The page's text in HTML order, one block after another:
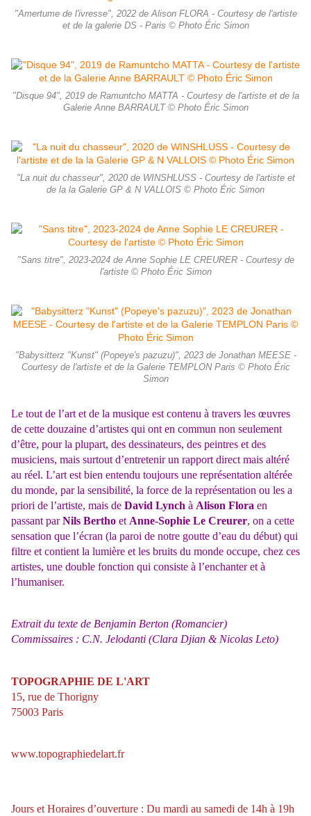
"Amertume de l'ivresse", 2022 de Alison FLORA - Courtesy de l'artiste
et de la galerie DS - Paris © Photo Éric Simon
"Disque 94", 2019 de Ramuntcho MATTA - Courtesy de l'artiste et de la
Galerie Anne BARRAULT © Photo Éric Simon
"La nuit du chasseur", 2020 de WINSHLUSS - Courtesy de l'artiste et
de la la Galerie GP & N VALLOIS © Photo Éric Simon
"Sans titre", 2023-2024 de Anne Sophie LE CREURER - Courtesy de
l'artiste © Photo Éric Simon
"Babysitterz "Kunst" (Popeye's pazuzu)", 2023 de Jonathan MEESE -
Courtesy de l'artiste et de la Galerie TEMPLON Paris © Photo Éric
Simon
Le tout de l’art et de la musique est contenu à travers les œuvres
de cette douzaine d’artistes qui ont en commun non seulement
d’être, pour la plupart, des dessinateurs, des peintres et des
musiciens, mais surtout d’entretenir un rapport direct mais altéré
au réel. L’art est bien entendu toujours une représentation altérée
du monde, par la sensibilité, la force de la représentation ou les a
priori de l’artiste, mais de David Lynch à Alison Flora en
passant parNils Bertho et Anne-Sophie Le Creurer, on a cette
sensation que l’écran (la paroi de notre goutte d’eau du début) qui
filtre et contient la lumière et les bruits du monde occupe, chez ces
artistes, une double fonction qui consiste à l’enchanter et à
l’humaniser.
Extrait du texte de Benjamin Berton (Romancier)
Commissaires : C.N. Jelodanti (Clara Djian & Nicolas Leto)
TOPOGRAPHIE DE L'ART
15, rue de Thorigny
75003 Paris
www.topographiedelart.fr
Jours et Horaires d’ouverture : Du mardi au samedi de 14h à 19h